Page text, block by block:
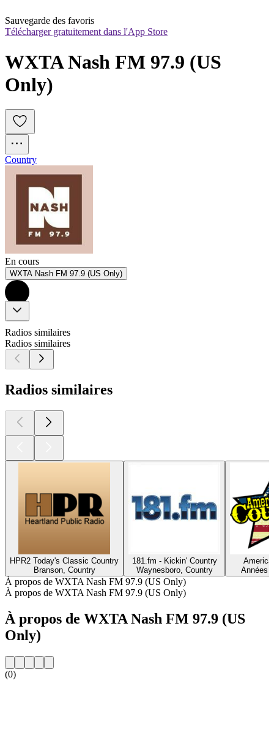
Sauvegarde des favoris
Télécharger gratuitement dans l'App Store
WXTA Nash FM 97.9 (US
Only)
Country
En cours
WXTA Nash FM 97.9 (US Only)
Radios similaires
Radios similaires
Radios similaires
HPR2 Today's Classic Country
Branson, Country
181.fm - Kickin' Country
Waynesboro, Country
Années
À propos de WXTA Nash FM 97.9 (US Only)
À propos de WXTA Nash FM 97.9 (US Only)
À propos de WXTA Nash FM 97.9 (US
Only)
(0)